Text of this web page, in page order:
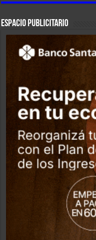
ESPACIO PUBLICITARIO